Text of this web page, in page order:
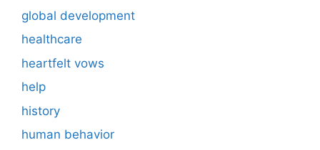
global development
healthcare
heartfelt vows
help
history
human behavior